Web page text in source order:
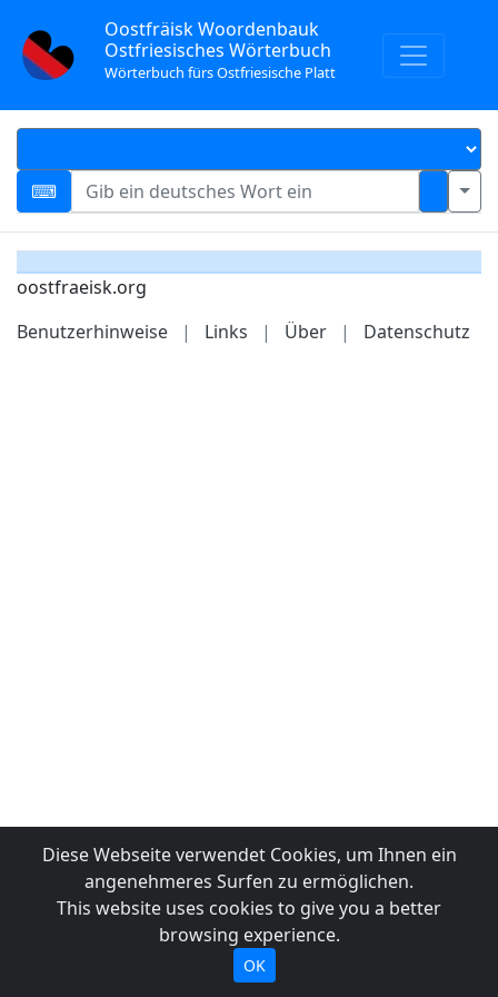
Oostfräisk Woordenbauk
Ostfriesisches Wörterbuch
Wörterbuch fürs Ostfriesische Platt
oostfraeisk.org
Benutzerhinweise
| Links | Über | Datenschutz
Diese Webseite verwendet Cookies, um Ihnen ein
angenehmeres Surfen zu ermöglichen.
This website uses cookies to give you a better
browsing experience.
OK